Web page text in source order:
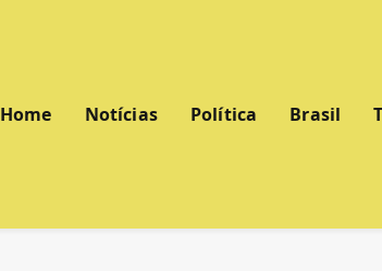
Home Notícias Política Brasil